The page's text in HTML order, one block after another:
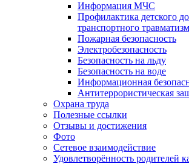
Информация МЧС
Профилактика детского
транспортного
Пожарная безопасность
Электробезопасность
Безопасность на льду
Безопасность на воде
Информационная
Антитеррористическая
Охрана труда
Полезные ссылки
Отзывы и достижения
Фото
Сетевое взаимодействие
Удовлетворённость родителей